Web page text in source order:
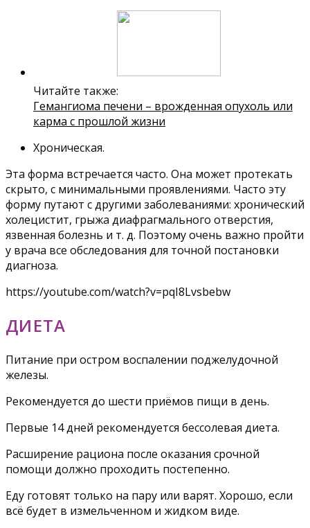
Читайте также:
Гемангиома печени – врожденная опухоль или
карма с прошлой жизни
Хроническая.
Эта форма встречается часто. Она может протекать
скрыто, с минимальными проявлениями. Часто эту
форму путают с другими заболеваниями: хронический
холецистит, грыжа диафрагмального отверстия,
язвенная болезнь и т. д. Поэтому очень важно пройти
у врача все обследования для точной постановки
диагноза.
https://youtube.com/watch?v=pqI8Lvsbebw
ДИЕТА
Питание при остром воспалении поджелудочной
железы.
Рекомендуется до шести приёмов пищи в день.
Первые 14 дней рекомендуется бессолевая диета.
Расширение рациона после оказания срочной
помощи должно проходить постепенно.
Еду готовят только на пару или варят. Хорошо, если
всё будет в измельченном и жидком виде.